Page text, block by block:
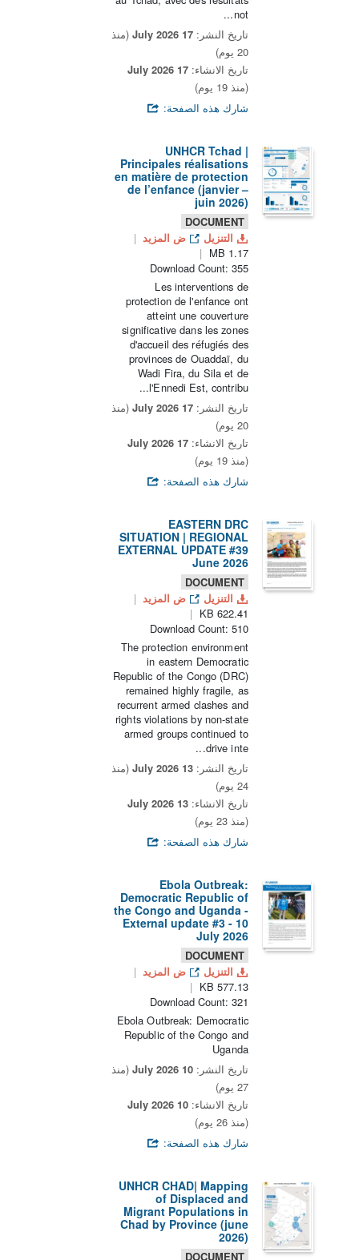
not...
تاريخ النشر: 17 July 2026
(منذ
20 يوم)
تاريخ الانشاء: 17 July 2026
(منذ 19 يوم)
شارك هذه الصفحة:
UNHCR Tchad |
Principales réalisations
en matière de protection
de l’enfance (janvier –
juin 2026)
DOCUMENT
التنزيل
ض المزيد
1.17 MB
Download Count: 355
Les interventions de
protection de l'enfance ont
atteint une couverture
significative dans les zones
d'accueil des réfugiés des
provinces de Ouaddaï, du
Wadi Fira, du Sila et de
l'Ennedi Est, contribu...
تاريخ النشر: 17 July 2026
(منذ
20 يوم)
تاريخ الانشاء: 17 July 2026
(منذ 19 يوم)
شارك هذه الصفحة:
EASTERN DRC
SITUATION | REGIONAL
EXTERNAL UPDATE #39
June 2026
DOCUMENT
التنزيل
ض المزيد
622.41 KB
Download Count: 510
The protection environment
in eastern Democratic
Republic of the Congo (DRC)
remained highly fragile, as
recurrent armed clashes and
rights violations by non-state
armed groups continued to
drive inte...
تاريخ النشر: 13 July 2026
(منذ
24 يوم)
تاريخ الانشاء: 13 July 2026
(منذ 23 يوم)
شارك هذه الصفحة:
Ebola Outbreak:
Democratic Republic of
the Congo and Uganda -
External update #3 - 10
July 2026
DOCUMENT
التنزيل
ض المزيد
577.13 KB
Download Count: 321
Ebola Outbreak: Democratic
Republic of the Congo and
Uganda
تاريخ النشر: 10 July 2026
(منذ
27 يوم)
تاريخ الانشاء: 10 July 2026
(منذ 26 يوم)
شارك هذه الصفحة:
UNHCR CHAD| Mapping
of Displaced and
Migrant Populations in
Chad by Province (june
2026)
DOCUMENT